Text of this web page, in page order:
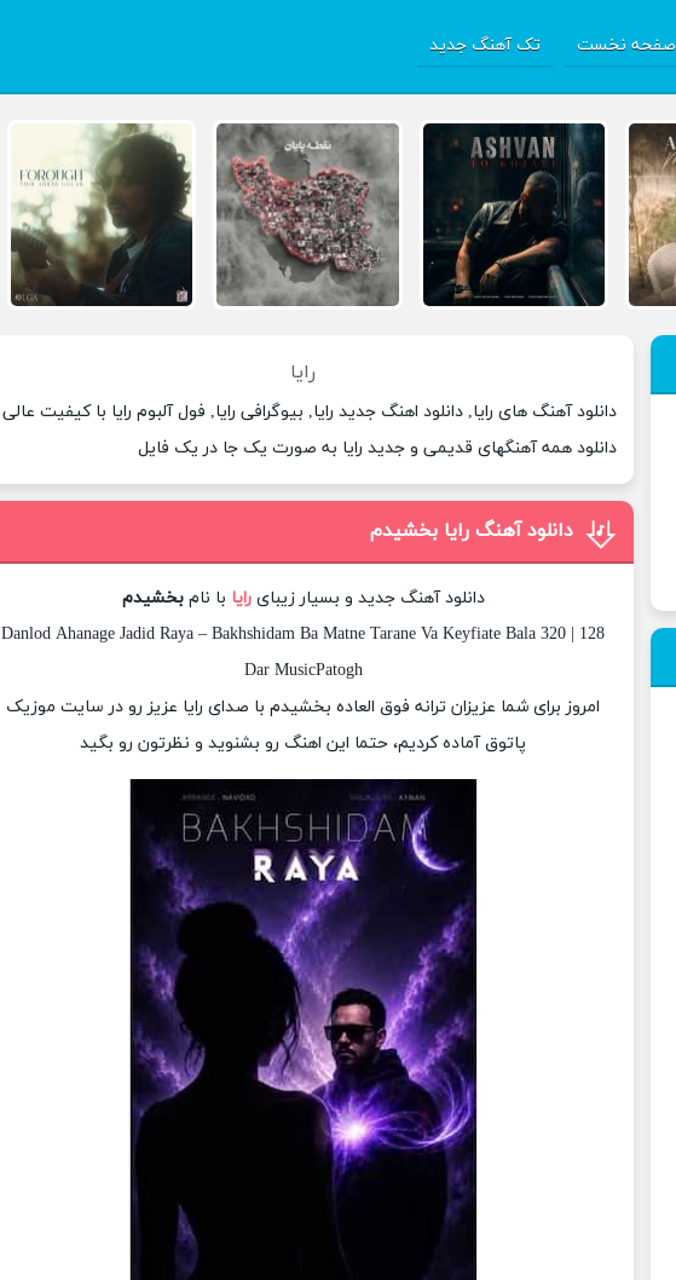
صفحه نخست تک آهنگ جدید
رایا
دانلود آهنگ های رایا, دانلود اهنگ جدید رایا, بیوگرافی رایا, فول آلبوم رایا با کیفیت عالی
دانلود همه آهنگهای قدیمی و جدید رایا به صورت یک جا در یک فایل
دانلود آهنگ رایا بخشیدم
دانلود آهنگ جدید و بسیار زیبایرایا با نامبخشیدم
Danlod Ahanage Jadid Raya – Bakhshidam Ba Matne Tarane Va Keyfiate Bala 320 | 128
Dar MusicPatogh
امروز برای شما عزیزان ترانه فوق العاده بخشیدم با صدای رایا عزیز رو در سایت موزیک
پاتوق آماده کردیم، حتما این اهنگ رو بشنوید و نظرتون رو بگید